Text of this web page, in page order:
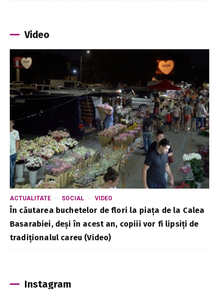
Video
ACTUALITATE SOCIAL VIDEO
În căutarea buchetelor de flori la piața de la Calea
Basarabiei, deși în acest an, copiii vor fi lipsiți de
tradiționalul careu (Video)
Instagram